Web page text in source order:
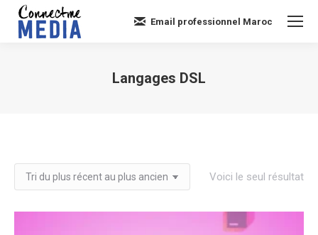
Email professionnel Maroc
Langages DSL
Voici le seul résultat